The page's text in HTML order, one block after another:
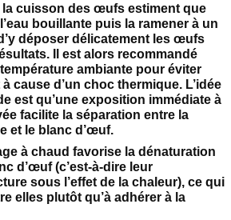
la cuisson des œufs estiment que
bouillante puis la ramener à un
déposer délicatement les œufs
Il est alors recommandé
ambiante pour éviter
cause d’un choc thermique. L’idée
est qu’une exposition immédiate à
facilite la séparation entre la
et le blanc d’œuf.
à chaud favorise la dénaturation
d’œuf (c’est-à-dire leur
sous l’effet de la chaleur), ce qui
elles plutôt qu’à adhérer à la